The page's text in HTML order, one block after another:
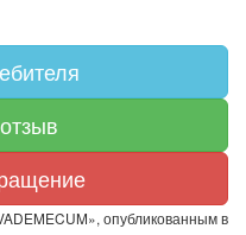
опубликованным в